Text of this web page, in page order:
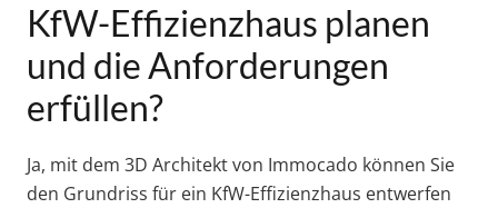
KfW-Effizienzhaus planen
und die Anforderungen
erfüllen?
Ja, mit dem 3D Architekt von Immocado können Sie
den Grundriss für ein KfW-Effizienzhaus entwerfen